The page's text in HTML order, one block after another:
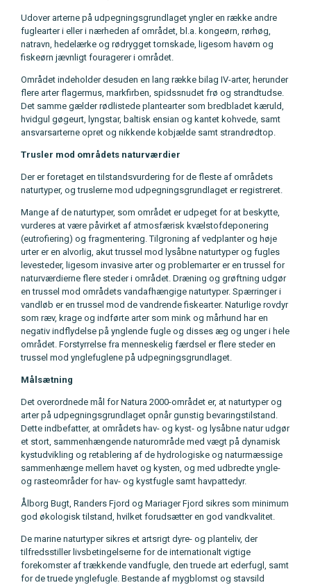
Udover arterne på udpegningsgrundlaget yngler en række andre
fuglearter i eller i nærheden af området, bl.a. kongeørn, rørhøg,
natravn, hedelærke og rødrygget tornskade, ligesom havørn og
fiskeørn jævnligt fouragerer i området.
Området indeholder desuden en lang række bilag IV-arter, herunder
flere arter flagermus, markfirben, spidssnudet frø og strandtudse.
Det samme gælder rødlistede plantearter som bredbladet kæruld,
hvidgul gøgeurt, lyngstar, baltisk ensian og kantet kohvede, samt
ansvarsarterne opret og nikkende kobjælde samt strandrødtop.
Trusler mod områdets naturværdier
Der er foretaget en tilstandsvurdering for de fleste af områdets
naturtyper, og truslerne mod udpegningsgrundlaget er registreret.
Mange af de naturtyper, som området er udpeget for at beskytte,
vurderes at være påvirket af atmosfærisk kvælstofdeponering
(eutrofiering) og fragmentering. Tilgroning af vedplanter og høje
urter er en alvorlig, akut trussel mod lysåbne naturtyper og fugles
levesteder, ligesom invasive arter og problemarter er en trussel for
naturværdierne flere steder i området. Dræning og grøftning udgør
en trussel mod områdets vandafhængige naturtyper. Spærringer i
vandløb er en trussel mod de vandrende fiskearter. Naturlige rovdyr
som ræv, krage og indførte arter som mink og mårhund har en
negativ indflydelse på ynglende fugle og disses æg og unger i hele
området. Forstyrrelse fra menneskelig færdsel er flere steder en
trussel mod ynglefuglene på udpegningsgrundlaget.
Målsætning
Det overordnede mål for Natura 2000-området er, at naturtyper og
arter på udpegningsgrundlaget opnår gunstig bevaringstilstand.
Dette indbefatter, at områdets hav- og kyst- og lysåbne natur udgør
et stort, sammenhængende naturområde med vægt på dynamisk
kystudvikling og retablering af de hydrologiske og naturmæssige
sammenhænge mellem havet og kysten, og med udbredte yngle-
og rasteområder for hav- og kystfugle samt havpattedyr.
Ålborg Bugt, Randers Fjord og Mariager Fjord sikres som minimum
god økologisk tilstand, hvilket forudsætter en god vandkvalitet.
De marine naturtyper sikres et artsrigt dyre- og planteliv, der
tilfredsstiller livsbetingelserne for de internationalt vigtige
forekomster af trækkende vandfugle, den truede art ederfugl, samt
for de truede ynglefugle. Bestande af mygblomst og stavsild